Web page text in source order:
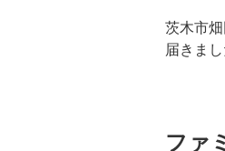
茨木市
届きまし
ファ